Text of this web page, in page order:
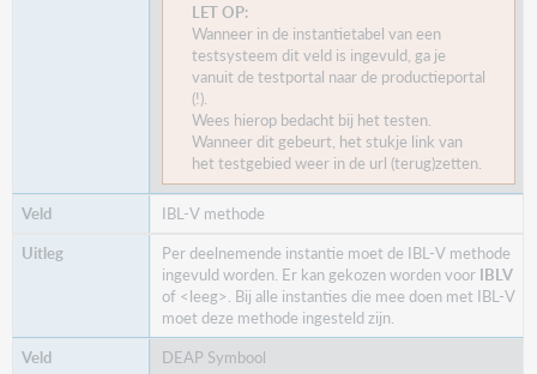
LET OP:
Wanneer in de instantietabel van een
testsysteem dit veld is ingevuld, ga je
vanuit de testportal naar de productieportal
(!).
Wees hierop bedacht bij het testen.
Wanneer dit gebeurt, het stukje link van
het testgebied weer in de url (terug)zetten.
IBL-V methode
Per deelnemende instantie moet de IBL-V methode
ingevuld worden. Er kan gekozen worden voor IBLV
of <leeg>. Bij alle instanties die mee doen met IBL-V
moet deze methode ingesteld zijn.
DEAP Symbool